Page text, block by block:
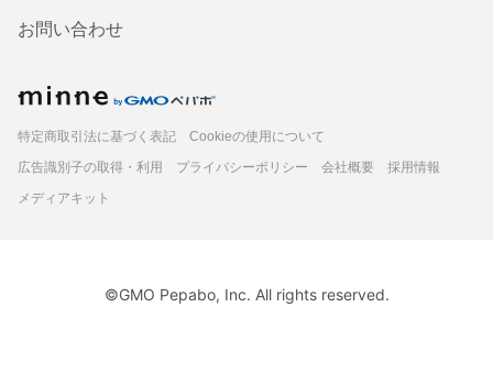
お問い合わせ
特定商取引法に基づく表記
Cookieの使用について
広告識別子の取得・利用
プライバシーポリシー 会社概要
採用情報
メディアキット
©GMO Pepabo, Inc. All rights reserved.